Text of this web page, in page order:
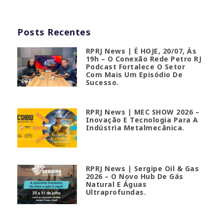
Posts Recentes
RPRJ News | É HOJE, 20/07, Às
19h – O Conexão Rede Petro RJ
Podcast Fortalece O Setor
Com Mais Um Episódio De
Sucesso.
RPRJ News | MEC SHOW 2026 –
Inovação E Tecnologia Para A
Indústria Metalmecânica.
RPRJ News | Sergipe Oil & Gas
2026 – O Novo Hub De Gás
Natural E Águas
Ultraprofundas.